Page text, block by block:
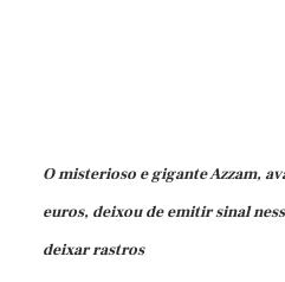
O misterioso e gigante Azzam,
euros, deixou de emitir sinal
deixar rastros